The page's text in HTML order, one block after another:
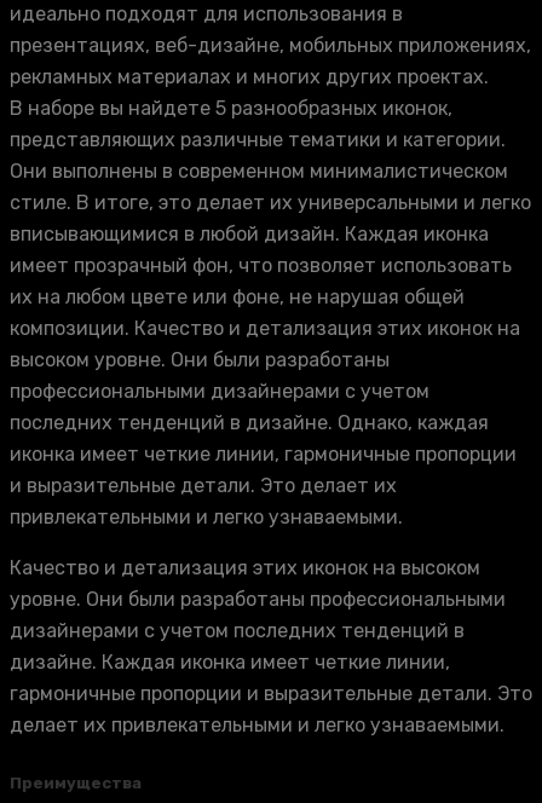
идеально подходят для использования в
презентациях, веб-дизайне, мобильных приложениях,
рекламных материалах и многих других проектах.
В наборе вы найдете 5 разнообразных иконок,
представляющих различные тематики и категории.
Они выполнены в современном минималистическом
стиле. В итоге, это делает их универсальными и легко
вписывающимися в любой дизайн. Каждая иконка
имеет прозрачный фон, что позволяет использовать
их на любом цвете или фоне, не нарушая общей
композиции. Качество и детализация этих иконок на
высоком уровне. Они были разработаны
профессиональными дизайнерами с учетом
последних тенденций в дизайне. Однако, каждая
иконка имеет четкие линии, гармоничные пропорции
и выразительные детали. Это делает их
привлекательными и легко узнаваемыми.
Качество и детализация этих иконок на высоком
уровне. Они были разработаны профессиональными
дизайнерами с учетом последних тенденций в
дизайне. Каждая иконка имеет четкие линии,
гармоничные пропорции и выразительные детали. Это
делает их привлекательными и легко узнаваемыми.
Преимущества